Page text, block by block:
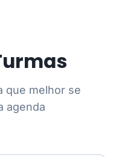
que melhor se
agenda